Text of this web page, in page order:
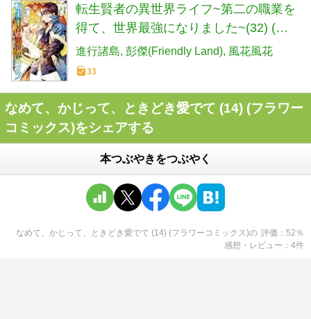
転生賢者の異世界ライフ~第二の職業を
得て、世界最強になりました~(32) (ガ
ンガンコミックスUP!)
進行諸島 彭傑(Friendly Land) 風花風花
33
なめて、かじって、ときどき愛でて (14) (フラワー
コミックス)をシェアする
本つぶやきをつぶやく
なめて、かじって、ときどき愛でて (14) (フラワーコミックス)の 評価 52 ％
感想・レビュー
4件